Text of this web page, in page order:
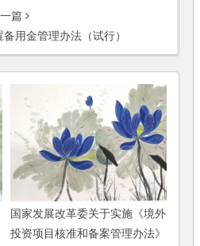
篇
用金管理办法（试行）
国家发展改革委关于实施《境外
投资项目核准和备案管理办法》